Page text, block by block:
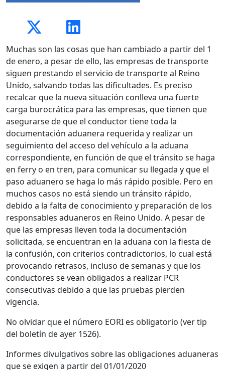
Muchas son las cosas que han cambiado a partir del 1
de enero, a pesar de ello, las empresas de transporte
siguen prestando el servicio de transporte al Reino
Unido, salvando todas las dificultades. Es preciso
recalcar que la nueva situación conlleva una fuerte
carga burocrática para las empresas, que tienen que
asegurarse de que el conductor tiene toda la
documentación aduanera requerida y realizar un
seguimiento del acceso del vehículo a la aduana
correspondiente, en función de que el tránsito se haga
en ferry o en tren, para comunicar su llegada y que el
paso aduanero se haga lo más rápido posible. Pero en
muchos casos no está siendo un tránsito rápido,
debido a la falta de conocimiento y preparación de los
responsables aduaneros en Reino Unido. A pesar de
que las empresas lleven toda la documentación
solicitada, se encuentran en la aduana con la fiesta de
la confusión, con criterios contradictorios, lo cual está
provocando retrasos, incluso de semanas y que los
conductores se vean obligados a realizar PCR
consecutivas debido a que las pruebas pierden
vigencia.
No olvidar que el número EORI es obligatorio (ver tip
del boletín de ayer 1526).
Informes divulgativos sobre las obligaciones aduaneras
que se exigen a partir del 01/01/2020